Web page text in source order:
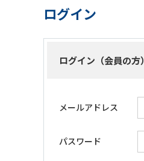
ログイン
ログイン（会員の方）
メールアドレス
パスワード